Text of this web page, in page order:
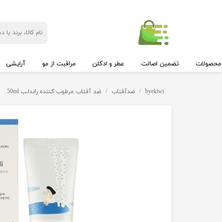
تضمین اصالت عطر و ادکلن مراقبت از مو آرایشی
byekiwi ضدآفتاب ضد آفتاب مرطوب کننده راندلب 50ml